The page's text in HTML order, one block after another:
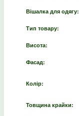
Вішалка для одягу:
Тип товару:
Висота:
Фасад:
Колір:
Товщина крайки: